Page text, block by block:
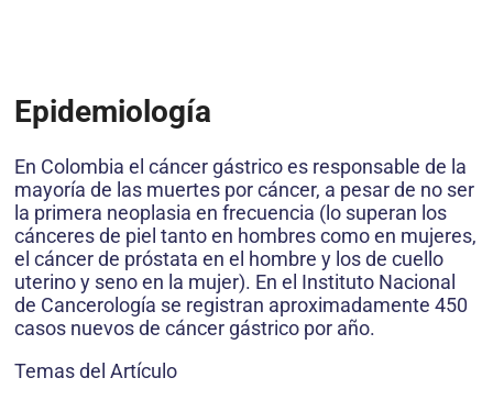
Epidemiología
En Colombia el cáncer gástrico es responsable de la
mayoría de las muertes por cáncer, a pesar de no ser
la primera neoplasia en frecuencia (lo superan los
cánceres de piel tanto en hombres como en mujeres,
el cáncer de próstata en el hombre y los de cuello
uterino y seno en la mujer). En el Instituto Nacional
de Cancerología se registran aproximadamente 450
casos nuevos de cáncer gástrico por año.
Temas del Artículo